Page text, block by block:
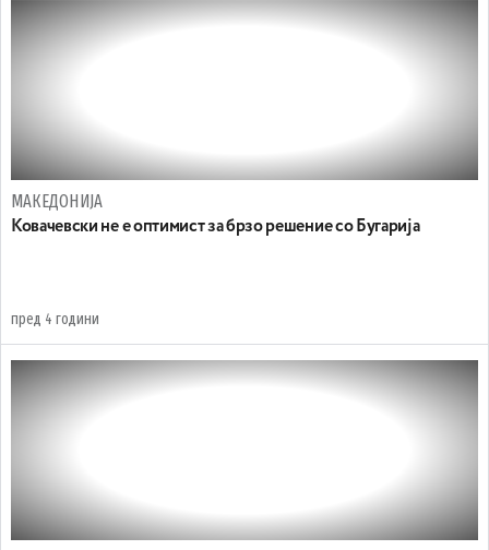
МАКЕДОНИЈА
Koвачевски не е оптимист за брзо решение со Бугарија
пред 4 години